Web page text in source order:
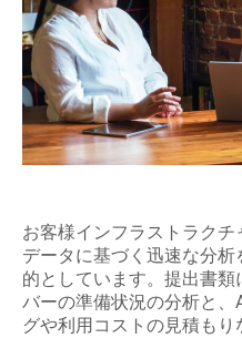
お客様インフラストラクチ
データに基づく迅速な分
的としています。提出書
バーの準備状況の分析と、
グや利用コストの見積もり